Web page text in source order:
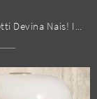
Scopri Comodini moderni e mobili con cassetti Devina Nais! Il modello Gruppo Zero-16 realizzato in legno è l'acquisto perfetto.